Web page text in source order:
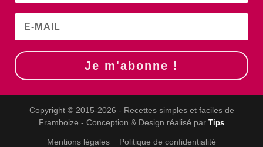
Je m'abonne !
Copyright © 2015-2026 - Recettes simples et faciles de
Framboize - Conception & Design réalisé par Tips
Mentions légales Politique de confidentialité